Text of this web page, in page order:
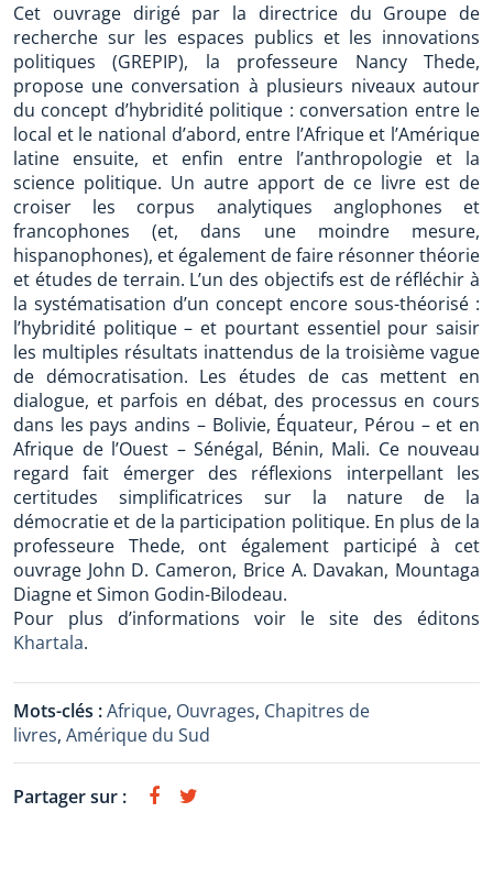
Cet ouvrage dirigé par la directrice du Groupe de
recherche sur les espaces publics et les innovations
politiques (GREPIP), la professeure Nancy Thede,
propose une conversation à plusieurs niveaux autour
du concept d’hybridité politique : conversation entre le
local et le national d’abord, entre l’Afrique et l’Amérique
latine ensuite, et enfin entre l’anthropologie et la
science politique. Un autre apport de ce livre est de
croiser les corpus analytiques anglophones et
francophones (et, dans une moindre mesure,
hispanophones), et également de faire résonner théorie
et études de terrain. L’un des objectifs est de réfléchir à
la systématisation d’un concept encore sous-théorisé :
l’hybridité politique – et pourtant essentiel pour saisir
les multiples résultats inattendus de la troisième vague
de démocratisation. Les études de cas mettent en
dialogue, et parfois en débat, des processus en cours
dans les pays andins – Bolivie, Équateur, Pérou – et en
Afrique de l’Ouest – Sénégal, Bénin, Mali. Ce nouveau
regard fait émerger des réflexions interpellant les
certitudes simplificatrices sur la nature de la
démocratie et de la participation politique. En plus de la
professeure Thede, ont également participé à cet
ouvrage John D. Cameron, Brice A. Davakan, Mountaga
Diagne et Simon Godin-Bilodeau.
Pour plus d’informations voir le site des éditons
Khartala.
Mots-clés :Afrique, Ouvrages, Chapitres de
livres, Amérique du Sud
Partager sur :